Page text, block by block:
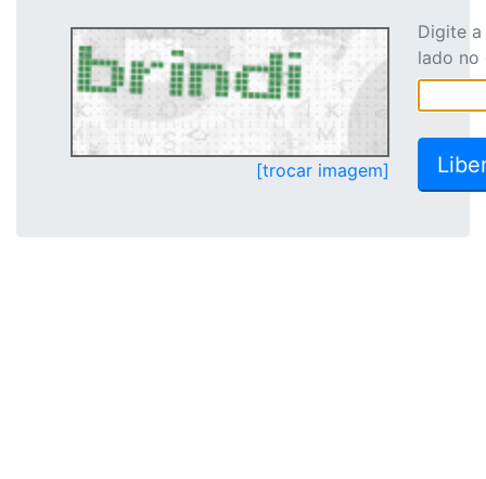
[trocar imagem]
Digite
lado no